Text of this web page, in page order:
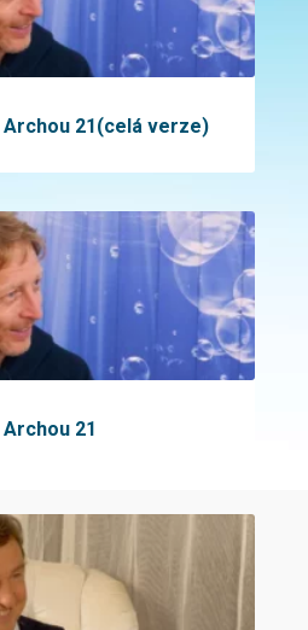
Archou 21(celá verze)
21